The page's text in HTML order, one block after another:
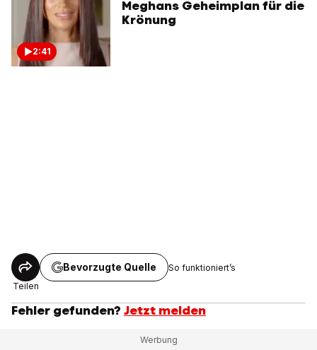
2:41
Meghans Geheimplan für die
Krönung
Teilen
Bevorzugte Quelle So funktioniert’s
Fehler gefunden? Jetzt melden